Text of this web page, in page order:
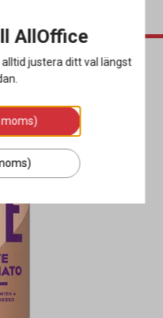
Miljöval
AllOffice
alltid justera ditt val längst
moms)